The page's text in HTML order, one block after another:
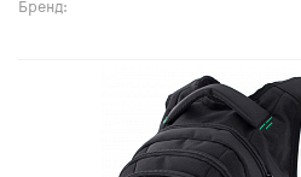
Бренд: